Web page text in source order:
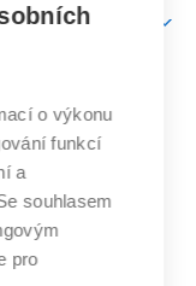
o výkonu
funkcí
a
souhlasem
pro